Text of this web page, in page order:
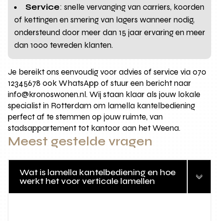
Service: snelle vervanging van carriers, koorden
of kettingen en smering van lagers wanneer nodig,
ondersteund door meer dan 15 jaar ervaring en meer
dan 1000 tevreden klanten.
Je bereikt ons eenvoudig voor advies of service via 070
12345678 ook WhatsApp of stuur een bericht naar
info@kronoswonen.nl. Wij staan klaar als jouw lokale
specialist in Rotterdam om lamella kantelbediening
perfect af te stemmen op jouw ruimte, van
stadsappartement tot kantoor aan het Weena.
Meest gestelde vragen
Wat is lamella kantelbediening en hoe
werkt het voor verticale lamellen